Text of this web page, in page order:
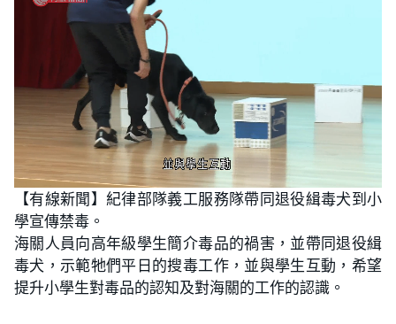
U
n
m
t
e
o
a
d
:
1
0
0
.
0
【有線新聞】紀律部隊義工服務隊帶同退役緝毒犬到小
學宣傳禁毒。
海關人員向高年級學生簡介毒品的禍害，並帶同退役緝
毒犬，示範牠們平日的搜毒工作，並與學生互動，希望
提升小學生對毒品的認知及對海關的工作的認識。